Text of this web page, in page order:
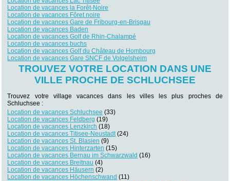
Location de vacances la Forêt-Noire
Location de vacances Fôret noire
Location de vacances Gare de Fribourg-en-Brisgau
Location de vacances Baden
Location de vacances Golf de Rhin-Chalampé
Location de vacances buchs
Location de vacances Golf du Château de Hombourg
Location de vacances Gare SNCF de Volgelsheim
TROUVEZ VOTRE LOCATION DANS UNE
VILLE PROCHE DE SCHLUCHSEE
Trouvez votre village vacances dans les villes les plus proches de
Schluchsee :
Location de vacances Schluchsee (33)
Location de vacances Feldberg (19)
Location de vacances Lenzkirch (18)
Location de vacances Titisee-Neustadt(24)
Location de vacances St. Blasien (9)
Location de vacances Hinterzarten (15)
Location de vacances Bernau im Schwarzwald (16)
Location de vacances Breitnau (4)
Location de vacances Häusern (2)
Location de vacances Höchenschwand (11)